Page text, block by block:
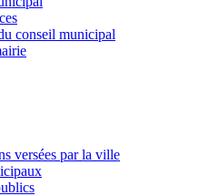
conseil municipal
versées par la ville